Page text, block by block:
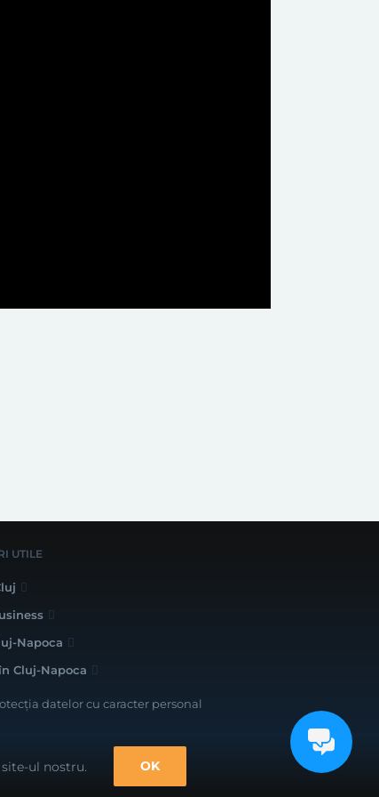
UTILE
Napoca
Cluj-Napoca
datelor cu caracter personal
cu bune intenții de către
ul nostru. OK